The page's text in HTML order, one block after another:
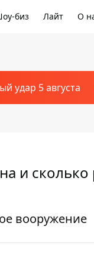
биз Лайт О
удар 5 августа
и сколько
вооружение